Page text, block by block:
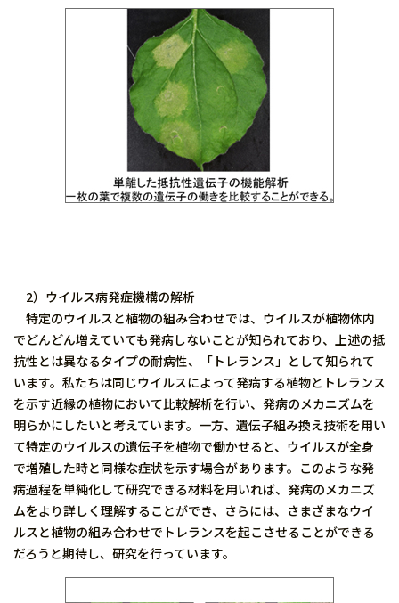
2）ウイルス病発症機構の解析
特定のウイルスと植物の組み合わせでは、ウイルスが植物体内
でどんどん増えていても発病しないことが知られており、上述の抵
抗性とは異なるタイプの耐病性、「トレランス」として知られて
います。私たちは同じウイルスによって発病する植物とトレランス
を示す近縁の植物において比較解析を行い、発病のメカニズムを
明らかにしたいと考えています。一方、遺伝子組み換え技術を用い
て特定のウイルスの遺伝子を植物で働かせると、ウイルスが全身
で増殖した時と同様な症状を示す場合があります。このような発
病過程を単純化して研究できる材料を用いれば、発病のメカニズ
ムをより詳しく理解することができ、さらには、さまざまなウイ
ルスと植物の組み合わせでトレランスを起こさせることができる
だろうと期待し、研究を行っています。